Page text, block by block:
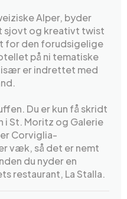
Alper, byder
sjovt og kreativt twist
for den forudsigelige
på ni tematiske
er indrettet med
Du er kun få skridt
St. Moritz og Galerie
Corviglia-
væk, så det er nemt
du nyder en
restaurant, La Stalla.